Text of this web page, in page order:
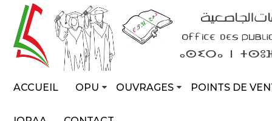
ACCUEIL OPU OUVRAGES POINTS DE